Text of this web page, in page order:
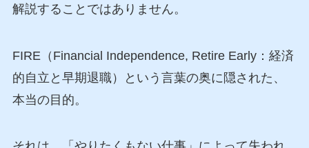
解説することではありません。
FIRE（Financial Independence, Retire Early：経済
的自立と早期退職）という言葉の奥に隠された、
本当の目的。